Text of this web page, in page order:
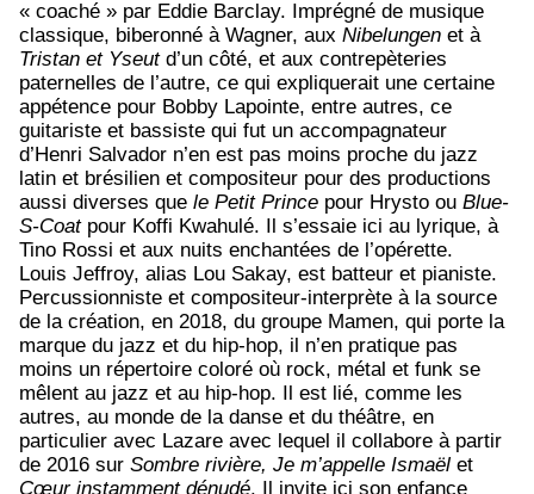
« coaché » par Eddie Barclay. Imprégné de musique
classique, biberonné à Wagner, aux Nibelungen et à
Tristan et Yseut d’un côté, et aux contrepèteries
paternelles de l’autre, ce qui expliquerait une certaine
appétence pour Bobby Lapointe, entre autres, ce
guitariste et bassiste qui fut un accompagnateur
d’Henri Salvador n’en est pas moins proche du jazz
latin et brésilien et compositeur pour des productions
aussi diverses que le Petit Prince pour Hrysto ou Blue-
S-Coatpour Koffi Kwahulé. Il s’essaie ici au lyrique, à
Tino Rossi et aux nuits enchantées de l’opérette.
Louis Jeffroy, alias Lou Sakay, est batteur et pianiste.
Percussionniste et compositeur-interprète à la source
de la création, en 2018, du groupe Mamen, qui porte la
marque du jazz et du hip-hop, il n’en pratique pas
moins un répertoire coloré où rock, métal et funk se
mêlent au jazz et au hip-hop. Il est lié, comme les
autres, au monde de la danse et du théâtre, en
particulier avec Lazare avec lequel il collabore à partir
de 2016 sur Sombre rivière, Je m’appelle Ismaël et
Cœur instamment dénudé. Il invite ici son enfance